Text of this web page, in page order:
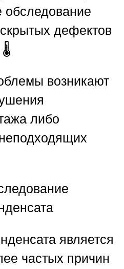
обследование
дефектов
🌡️
возникают
либо
является
частых причин